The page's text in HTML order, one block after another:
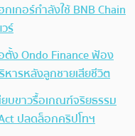
เกอร์กำลังใช้ BNB Chain
ร์
ง Ondo Finance ฟ้อง
หารหลังลูกชายเสียชีวิต
ยบขาวรื้อเกณฑ์จริยธรรม
ปลดล็อกคริปโทฯ